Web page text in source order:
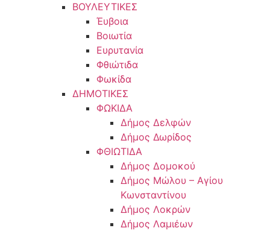
ΒΟΥΛΕΥΤΙΚΕΣ
Έυβοια
Βοιωτία
Ευρυτανία
Φθιώτιδα
Φωκίδα
ΔΗΜΟΤΙΚΕΣ
ΦΩΚΙΔΑ
Δήμος Δελφών
Δήμος Δωρίδος
ΦΘΙΩΤΙΔΑ
Δήμος Δομοκού
Δήμος Μώλου – Αγίου
Κωνσταντίνου
Δήμος Λοκρών
Δήμος Λαμιέων